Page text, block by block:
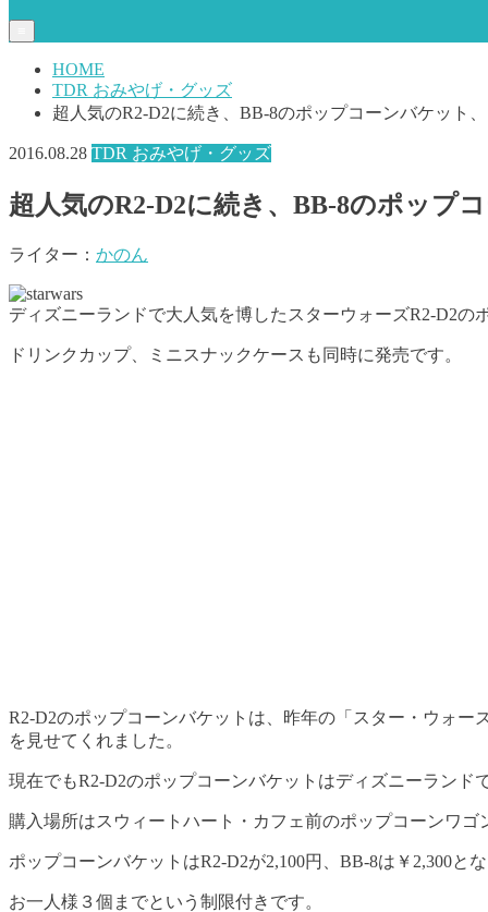
HOME
TDR おみやげ・グッズ
超人気のR2-D2に続き、BB-8のポップコーンバケット
2016.08.28 TDR おみやげ・グッズ
超人気のR2-D2に続き、BB-8のポップ
ライター： かのん
ディズニーランドで大人気を博したスターウォーズR2-D2の
ドリンクカップ、ミニスナックケースも同時に発売です。
R2-D2のポップコーンバケットは、昨年の「スター・ウォ
を見せてくれました。
現在でもR2-D2のポップコーンバケットはディズニーランド
購入場所はスウィートハート・カフェ前のポップコーンワゴ
ポップコーンバケットはR2-D2が2,100円、BB-8は￥2,300とな
お一人様３個までという制限付きです。